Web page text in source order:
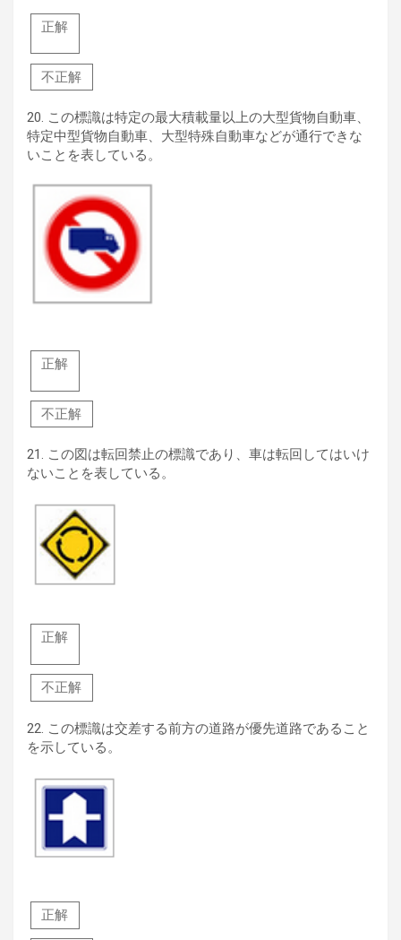
正解
不正解
20. この標識は特定の最大積載量以上の大型貨物自動車、
特定中型貨物自動車、大型特殊自動車などが通行できな
いことを表している。
正解
不正解
21. この図は転回禁止の標識であり、車は転回してはいけ
ないことを表している。
正解
不正解
22. この標識は交差する前方の道路が優先道路であること
を示している。
正解